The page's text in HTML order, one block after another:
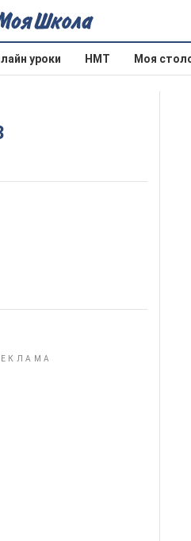
уроки НМТ Моя